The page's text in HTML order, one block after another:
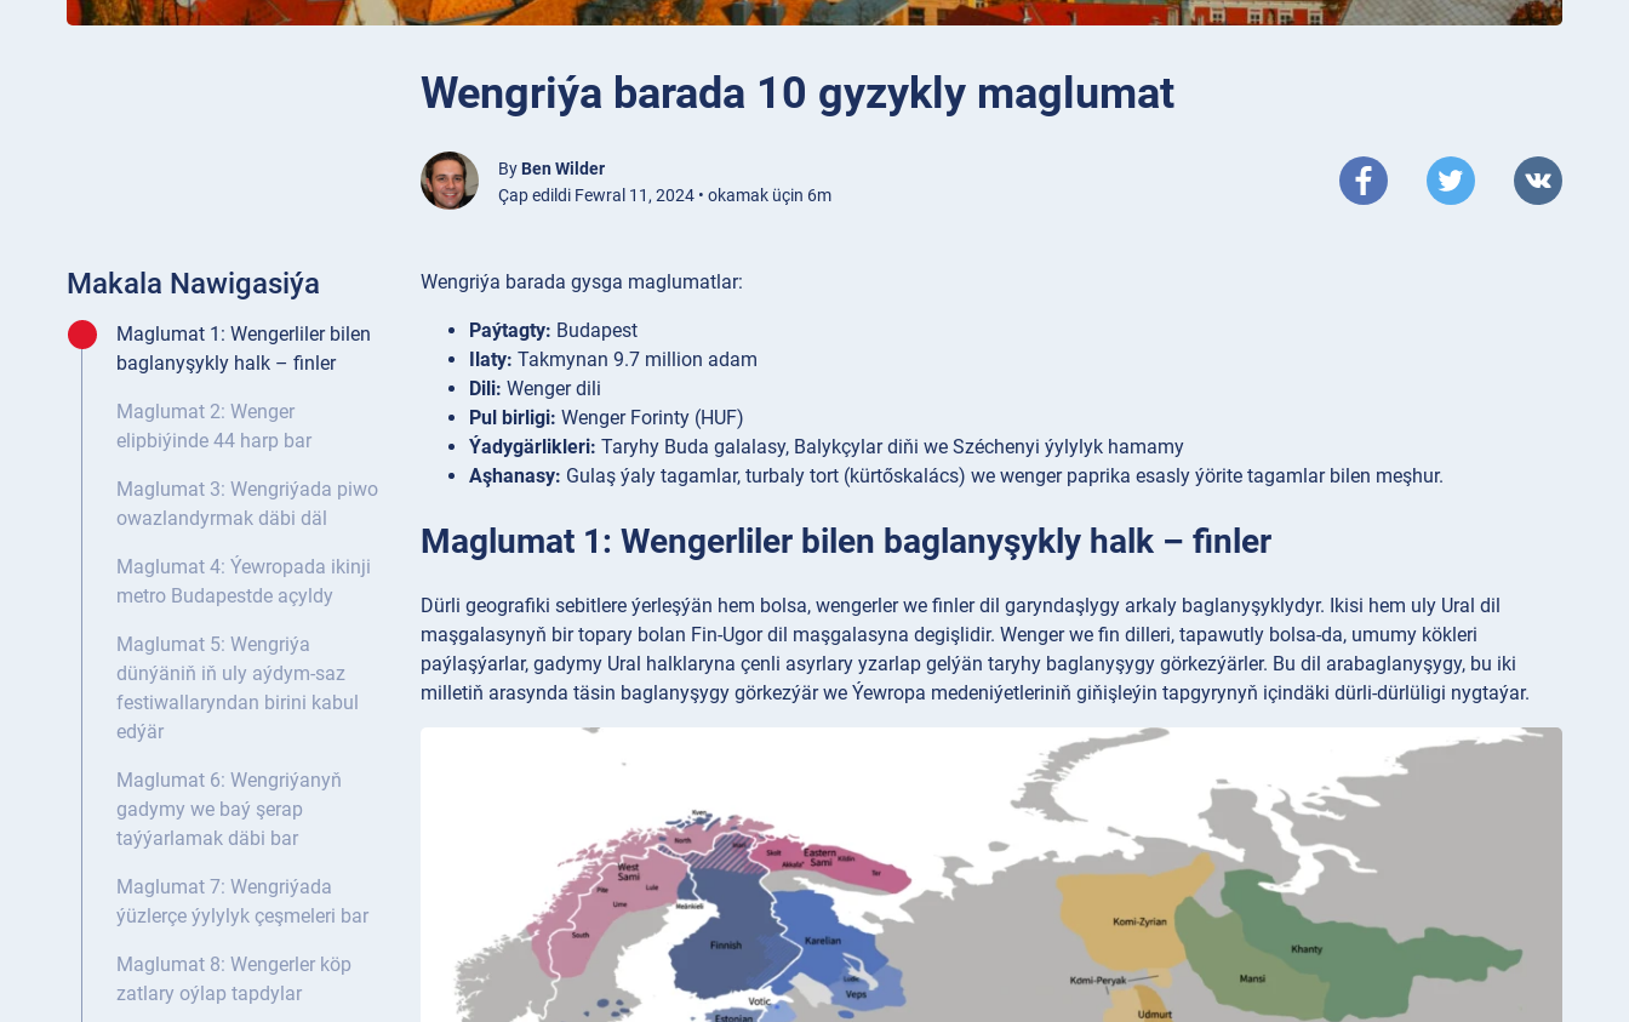
Wengriýa barada 10 gyzykly maglumat
By Ben Wilder
Çap edildi Fewral 11, 2024 • okamak üçin 6m
Makala Nawigasiýa
Maglumat 1: Wengerliler bilen
baglanyşykly halk – finler
Maglumat 2: Wenger
elipbiýinde 44 harp bar
Maglumat 3: Wengriýada piwo
owazlandyrmak däbi däl
Maglumat 4: Ýewropada ikinji
metro Budapestde açyldy
Maglumat 5: Wengriýa
dünýäniň iň uly aýdym-saz
festiwallaryndan birini kabul
edýär
Maglumat 6: Wengriýanyň
gadymy we baý şerap
taýýarlamak däbi bar
Maglumat 7: Wengriýada
ýüzlerçe ýylylyk çeşmeleri bar
Maglumat 8: Wengerler köp
zatlary oýlap tapdylar
Wengriýa barada gysga maglumatlar:
Paýtagty: Budapest
Ilaty: Takmynan 9.7 million adam
Dili: Wenger dili
Pul birligi: Wenger Forinty (HUF)
Ýadygärlikleri: Taryhy Buda galalasy, Balykçylar diňi we Széchenyi ýylylyk hamamy
Aşhanasy: Gulaş ýaly tagamlar, turbaly tort (kürtőskalács) we wenger paprika esasly ýörite tagamlar bilen meşhur.
Maglumat 1: Wengerliler bilen baglanyşykly halk – finler
Dürli geografiki sebitlere ýerleşýän hem bolsa, wengerler we finler dil garyndaşlygy arkaly baglanyşyklydyr. Ikisi hem uly Ural dil
maşgalasynyň bir topary bolan Fin-Ugor dil maşgalasyna degişlidir. Wenger we fin dilleri, tapawutly bolsa-da, umumy kökleri
paýlaşýarlar, gadymy Ural halklaryna çenli asyrlary yzarlap gelýän taryhy baglanyşygy görkezýärler. Bu dil arabaglanyşygy, bu iki
milletiň arasynda täsin baglanyşygy görkezýär we Ýewropa medeniýetleriniň giňişleýin tapgyrynyň içindäki dürli-dürlüligi nygtaýar.